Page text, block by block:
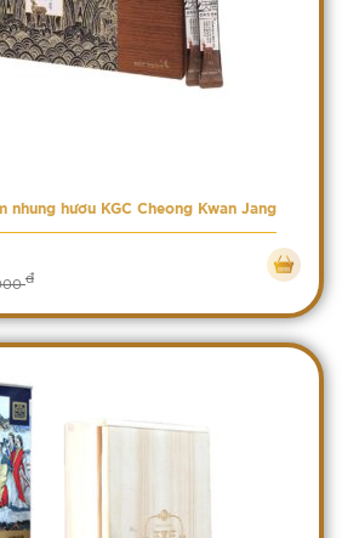
nhung hươu KGC Cheong Kwan Jang
đ